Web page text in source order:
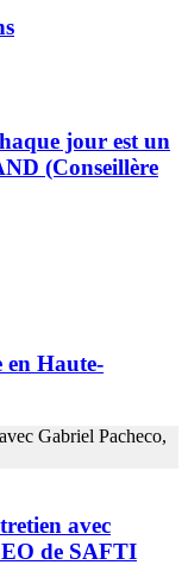
jour est un
(Conseillère
en Haute-
avec
de SAFTI